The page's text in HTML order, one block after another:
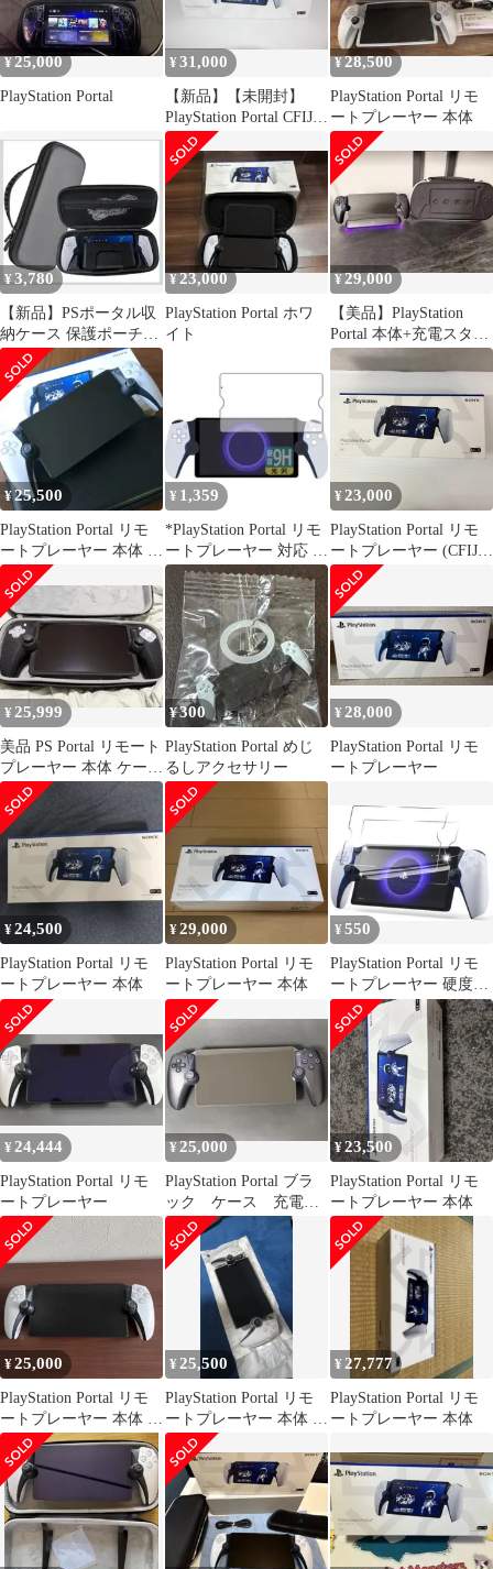
¥25,000
PlayStation Portal
¥31,000
【新品】【未開封】
PlayStation Portal CFIJ-
18000
¥28,500
PlayStation Portal リモ
ートプレーヤー 本体
¥3,780
​【新品】PSポータル収
納ケース 保護ポーチ
EVA耐衝撃 ハードケー
ス持ち運び
¥23,000
PlayStation Portal ホワ
イト
¥29,000
【美品】PlayStation
Portal 本体+充電スタン
ド+収納ケース
¥25,500
PlayStation Portal リモ
ートプレーヤー 本体 ケ
ース付
¥ 1,359
*PlayStation Portal リモ
ートプレーヤー 対応 保
護フィルム
¥23,000
PlayStation Portal リモ
ートプレーヤー (CFIJ-
18000) ※保護ガラス付
き 中古品
smghold097939
¥25,999
美品 PS Portal リモート
プレーヤー 本体 ケース
付き
¥300
PlayStation Portal めじ
るしアクセサリー
¥ 28,000
PlayStation Portal リモ
ートプレーヤー
¥24,500
PlayStation Portal リモ
ートプレーヤー 本体
¥29,000
PlayStation Portal リモ
ートプレーヤー 本体
¥550
PlayStation Portal リモ
ートプレーヤー 硬度9H
ガラスフィルム
¥ 24,444
PlayStation Portal リモ
ートプレーヤー
¥25,000
PlayStation Portal ブラ
ック ケース 充電ス
タンド付き
¥23,500
PlayStation Portal リモ
ートプレーヤー 本体
¥25,000
PlayStation Portal リモ
ートプレーヤー 本体 カ
バー付
¥ 25,500
PlayStation Portal リモ
ートプレーヤー 本体 収
納ケース付
¥ 27,777
PlayStation Portal リモ
ートプレーヤー 本体